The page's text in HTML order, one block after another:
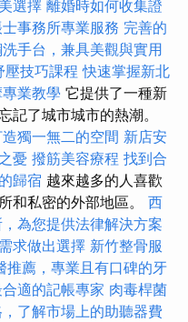
選擇 離婚時如何收集證
事務所專業服務 完善的
手台，兼具美觀與實用
壓技巧課程快速掌握新北
業教學 它提供了一種新
記了城市城市的熱潮。
獨一無二的空間 新店安
憂 撥筋美容療程 找到合
歸宿 越來越多的人喜歡
和私密的外部地區。 西
為您提供法律解決方案
求做出選擇 新竹整骨服
推薦，專業且有口碑的牙
適的記帳專家 肉毒桿菌
了解市場上的助聽器費